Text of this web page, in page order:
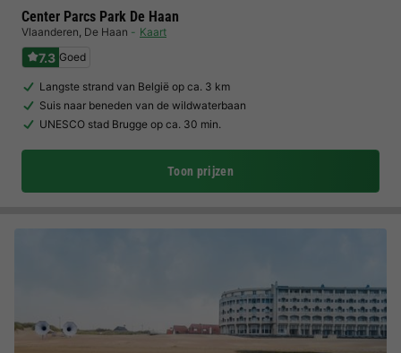
Center Parcs Park De Haan
Vlaanderen, De Haan Kaart
7.3 Goed
Langste strand van België op ca. 3 km
Suis naar beneden van de wildwaterbaan
UNESCO stad Brugge op ca. 30 min.
Toon prijzen